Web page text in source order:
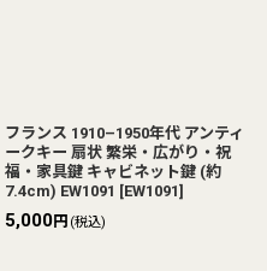
フランス 1910–1950年代 アンティ
ークキー 扇状 繁栄・広がり・祝
福・家具鍵 キャビネット鍵 (約
7.4cm) EW1091 [EW1091]
5,000円 (税込)